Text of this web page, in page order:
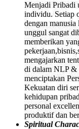
Menjadi Pribadi
individu. Setiap
dengan
unggul sangat
memberikan
mengajarkan
di dalam NLP &
menciptakan
Kekuatan diri
kehidupan
personal
produktif dan
Spiritual